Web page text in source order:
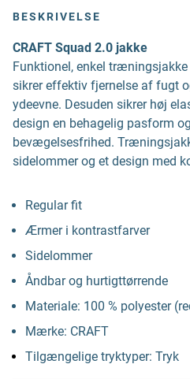
BESKRIVELSE
CRAFT Squad 2.0 jakke
Funktionel, enkel
sikrer effektiv fjernelse af fugt
ydeevne. Desuden sikrer høj
design en behagelig pasform
bevægelsesfrihed.
sidelommer og et design med
Regular fit
Ærmer i kontrastfarver
Sidelommer
Åndbar og hurtigttørrende
Materiale: 100 % polyester
Mærke: CRAFT
Tilgængelige tryktyper: Tryk